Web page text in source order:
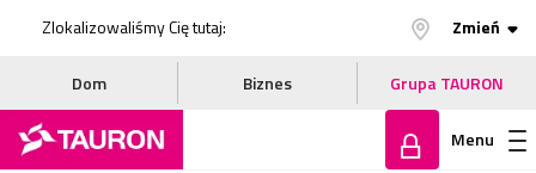
Zlokalizowaliśmy Cię tutaj: Zmień
Dom Biznes Grupa TAURON
Menu